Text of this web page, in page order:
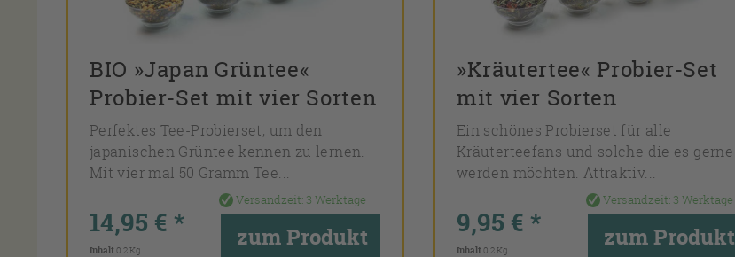
BIO »Japan Grüntee«
Probier-Set mit vier Sorten
Perfektes Tee-Probierset, um den
japanischen Grüntee kennen zu lernen.
Mit vier mal 50 Gramm Tee...
Versandzeit: 3 Werktage
14,95 € *
Inhalt 0.2 Kg
zum Produkt
»Kräutertee« Probier-Set
mit vier Sorten
Ein schönes Probierset für alle
Kräuterteefans und solche die es gerne
werden möchten. Attraktiv...
Versandzeit: 3 Werktage
9,95 € *
Inhalt 0.2 Kg
zum Produkt